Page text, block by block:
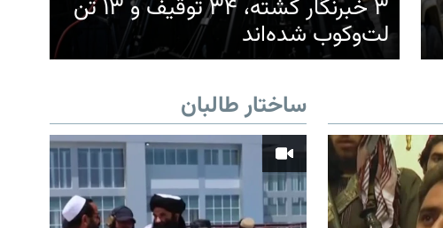
۳ خبرنگار کشته، ۳۴ توقیف و ۱۳ تن
لت‌وکوب شده‌اند
ساختار طالبان